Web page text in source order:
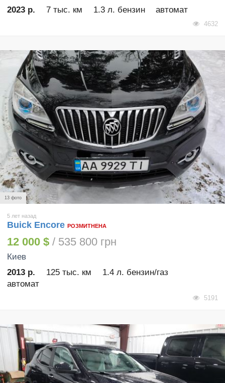
2023 р.
7 тыс. км 1.3 л. бензин автомат
4632
13 фото
5 лет назад
Buick Encore РОЗМИТНЕНА
12 000 $ / 535 800 грн
Киев
2013 р.
125 тыс. км
1.4 л. бензин/газ
автомат
5191